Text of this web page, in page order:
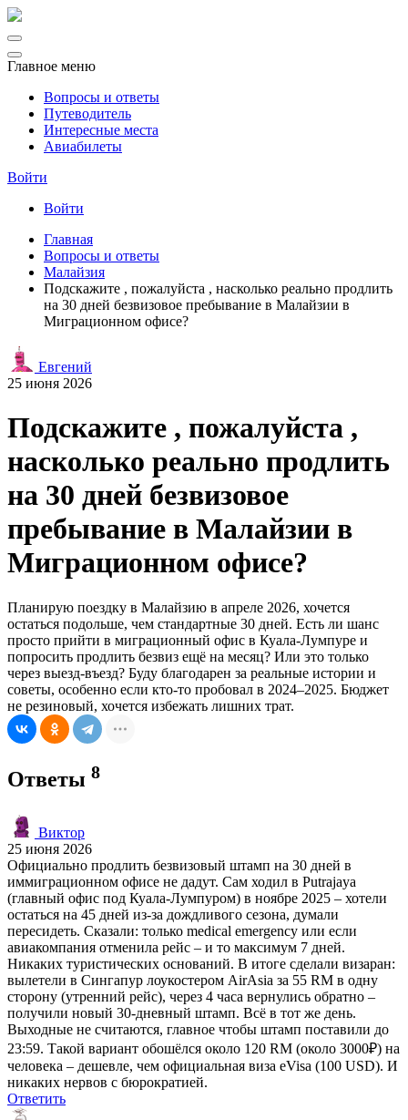
Главное меню
Вопросы и ответы
Путеводитель
Интересные места
Авиабилеты
Войти
Войти
Главная
Вопросы и ответы
Малайзия
Подскажите , пожалуйста , насколько реально продлить
на 30 дней безвизовое пребывание в Малайзии в
Миграционном офисе?
Евгений
25 июня 2026
Подскажите , пожалуйста ,
насколько реально продлить
на 30 дней безвизовое
пребывание в Малайзии в
Миграционном офисе?
Планирую поездку в Малайзию в апреле 2026, хочется
остаться подольше, чем стандартные 30 дней. Есть ли шанс
просто прийти в миграционный офис в Куала-Лумпуре и
попросить продлить безвиз ещё на месяц? Или это только
через выезд-въезд? Буду благодарен за реальные истории и
советы, особенно если кто-то пробовал в 2024–2025. Бюджет
не резиновый, хочется избежать лишних трат.
Ответы 8
Виктор
25 июня 2026
Официально продлить безвизовый штамп на 30 дней в
иммиграционном офисе не дадут. Сам ходил в Putrajaya
(главный офис под Куала-Лумпуром) в ноябре 2025 – хотели
остаться на 45 дней из-за дождливого сезона, думали
пересидеть. Сказали: только medical emergency или если
авиакомпания отменила рейс – и то максимум 7 дней.
Никаких туристических оснований. В итоге сделали визаран:
вылетели в Сингапур лоукостером AirAsia за 55 RM в одну
сторону (утренний рейс), через 4 часа вернулись обратно –
получили новый 30-дневный штамп. Всё в тот же день.
Выходные не считаются, главное чтобы штамп поставили до
23:59. Такой вариант обошёлся около 120 RM (около 3000₽) на
человека – дешевле, чем официальная виза eVisa (100 USD). И
никаких нервов с бюрократией.
Ответить